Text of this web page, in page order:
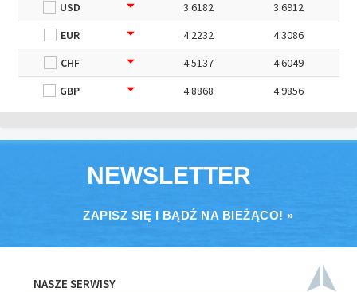
USD
3.6182
3.6912
EUR
4.2232
4.3086
CHF
4.5137
4.6049
GBP
4.8868 4.9856
NEWSLETTER
ZAPISZ SIĘ I BĄDŹ NA BIEŻĄCO! »
NASZE SERWISY